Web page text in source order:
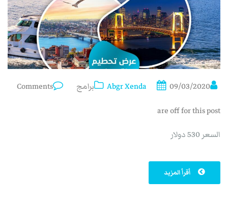
Abgr Xenda 09/03/2020 برامج
Comments
are off for this post
السعر 530 دولار
أقرأ المزيد